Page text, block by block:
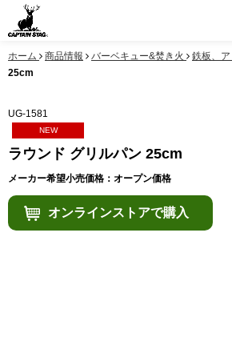
ホーム 商品情報 バーベキュー&焚き火 鉄板、ア
25cm
UG-1581
NEW
ラウンド グリルパン 25cm
メーカー希望小売価格：オープン価格
オンラインストアで購入